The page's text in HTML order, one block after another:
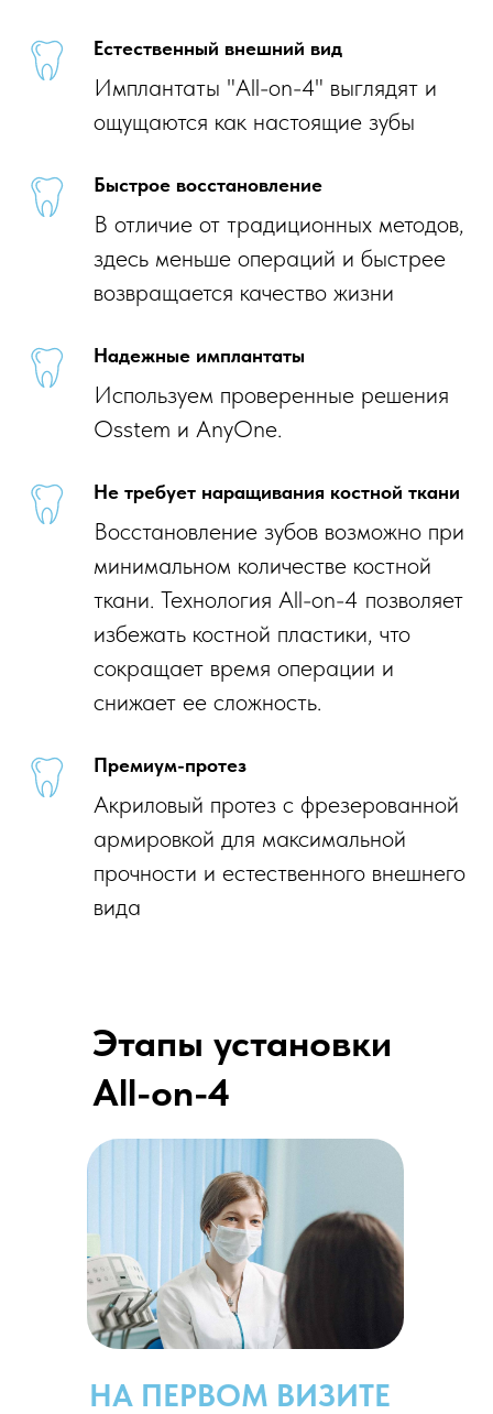
Естественный внешний вид
Имплантаты "All-on-4" выглядят и
ощущаются как настоящие зубы
Быстрое восстановление
В отличие от традиционных методов,
здесь меньше операций и быстрее
возвращается качество жизни
Надежные имплантаты
Используем проверенные решения
Osstem и AnyOne.
Не требует наращивания костной ткани
Восстановление зубов возможно при
минимальном количестве костной
ткани. Технология All-on-4 позволяет
избежать костной пластики, что
сокращает время операции и
снижает ее сложность.
Премиум-протез
Акриловый протез с фрезерованной
армировкой для максимальной
прочности и естественного внешнего
вида
Этапы установки
All-on-4
НА ПЕРВОМ ВИЗИТЕ